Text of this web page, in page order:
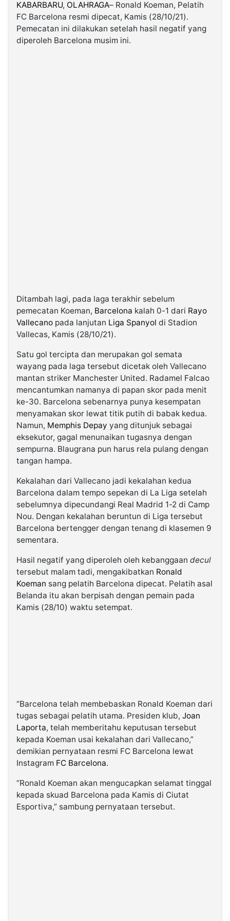
Kabarbaru.co
2026
KABARBARU, OLAHRAGA– Ronald Koeman, Pelatih
FC Barcelona resmi dipecat, Kamis (28/10/21).
Pemecatan ini dilakukan setelah hasil negatif yang
diperoleh Barcelona musim ini.
Ditambah lagi, pada laga terakhir sebelum
pemecatan Koeman, Barcelona kalah 0-1 dari Rayo
Vallecano pada lanjutan Liga Spanyol di Stadion
Vallecas, Kamis (28/10/21).
Satu gol tercipta dan merupakan gol semata
wayang pada laga tersebut dicetak oleh Vallecano
mantan striker Manchester United. Radamel Falcao
mencantumkan namanya di papan skor pada menit
ke-30. Barcelona sebenarnya punya kesempatan
menyamakan skor lewat titik putih di babak kedua.
Namun, Memphis Depay yang ditunjuk sebagai
eksekutor, gagal menunaikan tugasnya dengan
sempurna. Blaugrana pun harus rela pulang dengan
tangan hampa.
Kekalahan dari Vallecano jadi kekalahan kedua
Barcelona dalam tempo sepekan di La Liga setelah
sebelumnya dipecundangi Real Madrid 1-2 di Camp
Nou. Dengan kekalahan beruntun di Liga tersebut
Barcelona bertengger dengan tenang di klasemen 9
sementara.
Hasil negatif yang diperoleh oleh kebanggaan decul
tersebut malam tadi, mengakibatkan Ronald
Koeman sang pelatih Barcelona dipecat. Pelatih asal
Belanda itu akan berpisah dengan pemain pada
Kamis (28/10) waktu setempat.
“Barcelona telah membebaskan Ronald Koeman dari
tugas sebagai pelatih utama. Presiden klub, Joan
Laporta, telah memberitahu keputusan tersebut
kepada Koeman usai kekalahan dari Vallecano,”
demikian pernyataan resmi FC Barcelona lewat
Instagram FC Barcelona.
“Ronald Koeman akan mengucapkan selamat tinggal
kepada skuad Barcelona pada Kamis di Ciutat
Esportiva,” sambung pernyataan tersebut.